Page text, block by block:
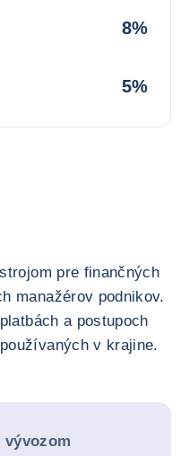
8%
5%
pre finančných
manažérov podnikov.
a postupoch
v krajine.
vývozom